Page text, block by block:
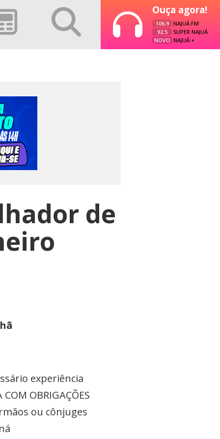
Ouça agora!
106.9
NAJUÁ FM
92.5
SUPER NAJUÁ
NOVO NAJUÁ +
de
experiência
OBRIGAÇÕES
ou cônjuges